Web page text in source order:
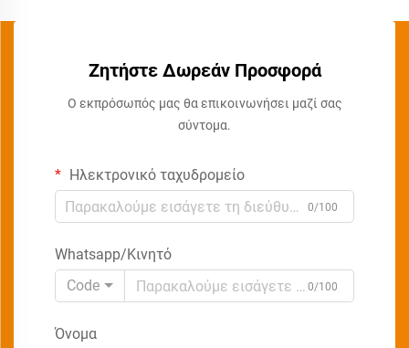
Ζητήστε Δωρεάν Προσφορά
Ο εκπρόσωπός μας θα επικοινωνήσει μαζί σας
σύντομα.
Ηλεκτρονικό ταχυδρομείο
0/100
Whatsapp/Κινητό
Code
0/100
Όνομα